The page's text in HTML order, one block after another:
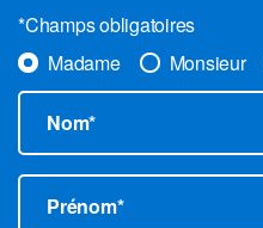
*Champs obligatoires
Madame
Monsieur
Nom*
Prénom*